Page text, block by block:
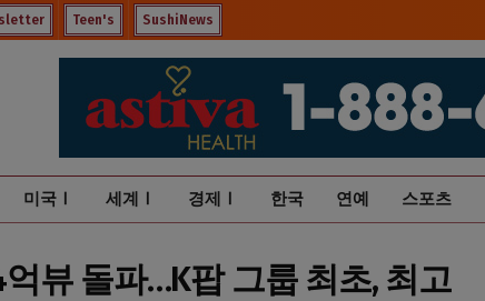
Teen's SushiNews
미국Ⅰ 세계Ⅰ 경제Ⅰ 한국 연예 스포츠
억뷰 돌파…K팝 그룹 최초, 최고